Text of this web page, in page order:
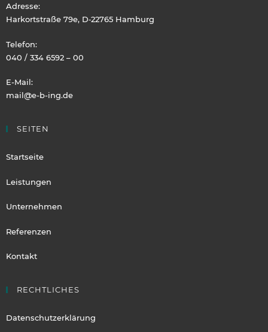
Adresse:
Harkortstraße 79e, D‑22765 Hamburg
Telefon:
040 / 334 6592 – 00
E-Mail:
mail@e-b-ing.de
SEITEN
Startseite
Leistungen
Unternehmen
Referenzen
Kontakt
RECHTLICHES
Datenschutzerklärung